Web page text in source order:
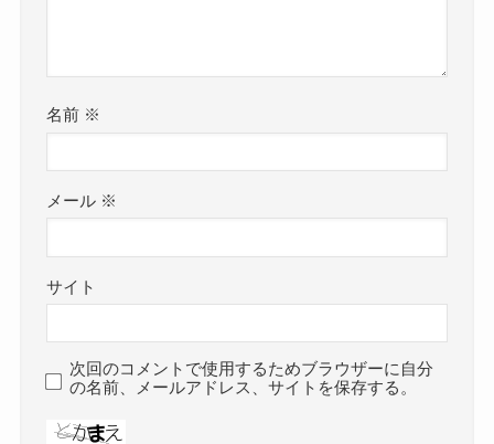
名前 ※
メール ※
サイト
次回のコメントで使用するためブラウザーに自分
の名前、メールアドレス、サイトを保存する。